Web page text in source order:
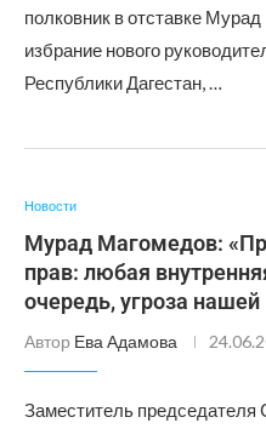
полковник в отставке
избрание нового
Республики Дагестан, …
Новости
Мурад Магомедов:
прав: любая
очередь, угроза нашей
Автор Ева Адамова
Заместитель председателя